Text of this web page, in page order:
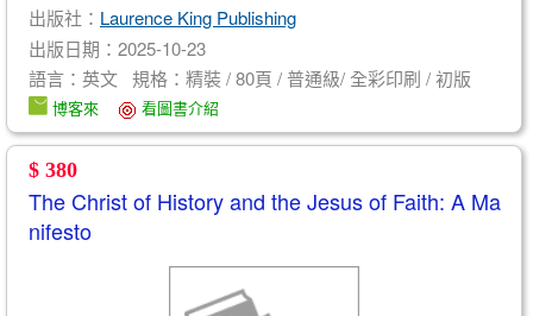
出版社： Laurence King Publishing
出版日期：2025-10-23
語言：英文 規格：精裝 / 80頁 / 普通級/ 全彩印刷 / 初版
博客來 看圖書介紹
$ 380
The Christ of History and the Jesus of Faith: A Ma
nifesto